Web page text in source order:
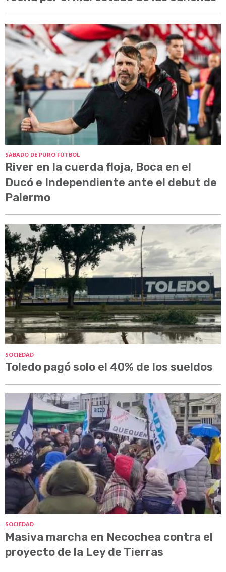
SÁBADO DE PURO FÚTBOL
River en la cuerda floja, Boca en el
Ducó e Independiente ante el debut de
Palermo
SOCIEDAD
Toledo pagó solo el 40% de los sueldos
SOCIEDAD
Masiva marcha en Necochea contra el
proyecto de la Ley de Tierras